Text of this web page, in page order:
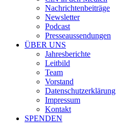
Nachrichtenbeiträge
Newsletter
Podcast
Presseaussendungen
ÜBER UNS
Jahresberichte
Leitbild
Team
Vorstand
Datenschutzerklärung
Impressum
Kontakt
SPENDEN